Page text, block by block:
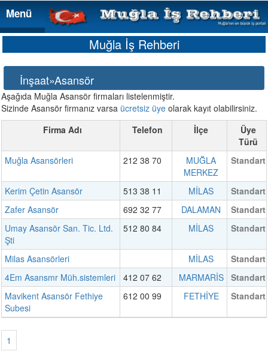
Menü
Menü
Muğla İş Rehberi
İnşaat»Asansör
Aşağıda Muğla Asansör firmaları listelenmiştir.
Sizinde Asansör firmanız varsa ücretsiz üye olarak kayıt olabilirsiniz.
Firma Adı
Telefon İlçe
Üye
Türü
Muğla Asansörleri
212 38 70
MUĞLA
MERKEZ
Standart
Kerim Çetin Asansör 513 38 11 MİLAS
Standart
Zafer Asansör
692 32 77 DALAMAN
Standart
Umay Asansör San. Tic. Ltd.
Şti
512 80 84 MİLAS Standart
Milas Asansörleri MİLAS
Standart
4Em Asansmr Müh.sistemleri
412 07 62 MARMARİS
Standart
Mavikent Asansör Fethiye
Subesi
612 00 99 FETHİYE Standart
1